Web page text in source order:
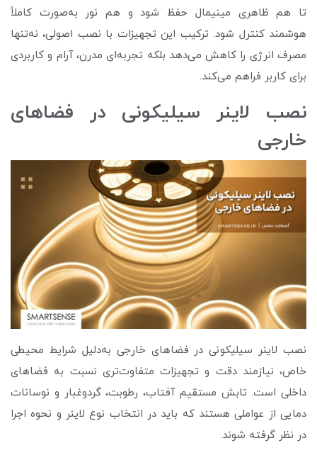
تا هم ظاهری مینیمال حفظ شود و هم نور به‌صورت کاملاً
هوشمند کنترل شود. ترکیب این تجهیزات با نصب اصولی، نه‌تنها
مصرف انرژی را کاهش می‌دهد بلکه تجربه‌ای مدرن، آرام و کاربردی
برای کاربر فراهم می‌کند.
نصب لاینر سیلیکونی در فضاهای
خارجی
نصب لاینر سیلیکونی در فضاهای خارجی به‌دلیل شرایط محیطی
خاص، نیازمند دقت و تجهیزات متفاوت‌تری نسبت به فضاهای
داخلی است. تابش مستقیم آفتاب، رطوبت، گردوغبار و نوسانات
دمایی از عواملی هستند که باید در انتخاب نوع لاینر و نحوه اجرا
در نظر گرفته شوند.